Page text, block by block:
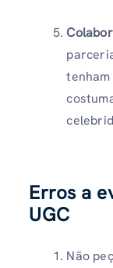
Erros a
UGC
Não